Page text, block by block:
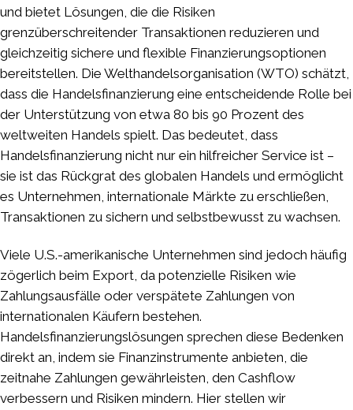
und bietet Lösungen, die die Risiken
grenzüberschreitender Transaktionen reduzieren und
gleichzeitig sichere und flexible Finanzierungsoptionen
bereitstellen. Die Welthandelsorganisation (WTO) schätzt,
dass die Handelsfinanzierung eine entscheidende Rolle bei
der Unterstützung von etwa 80 bis 90 Prozent des
weltweiten Handels spielt. Das bedeutet, dass
Handelsfinanzierung nicht nur ein hilfreicher Service ist –
sie ist das Rückgrat des globalen Handels und ermöglicht
es Unternehmen, internationale Märkte zu erschließen,
Transaktionen zu sichern und selbstbewusst zu wachsen.
Viele U.S.-amerikanische Unternehmen sind jedoch häufig
zögerlich beim Export, da potenzielle Risiken wie
Zahlungsausfälle oder verspätete Zahlungen von
internationalen Käufern bestehen.
Handelsfinanzierungslösungen sprechen diese Bedenken
direkt an, indem sie Finanzinstrumente anbieten, die
zeitnahe Zahlungen gewährleisten, den Cashflow
verbessern und Risiken mindern. Hier stellen wir